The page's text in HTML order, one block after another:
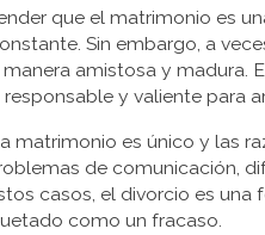
que el matrimonio es
Sin embargo, a
amistosa y madura.
y valiente para
matrimonio es único y las
de comunicación,
casos, el divorcio es
como un fracaso.